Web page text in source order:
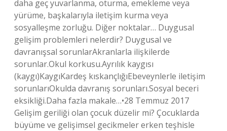
daha geç yuvarlanma, oturma, emekleme veya
yürüme, başkalarıyla iletişim kurma veya
sosyalleşme zorluğu. Diğer noktalar… Duygusal
gelişim problemleri nelerdir? Duygusal ve
davranışsal sorunlarAkranlarla ilişkilerde
sorunlar.Okul korkusu.Ayrılık kaygısı
(kaygı)KaygıKardeş kıskançlığıEbeveynlerle iletişim
sorunlarıOkulda davranış sorunları.Sosyal beceri
eksikliği.Daha fazla makale…•28 Temmuz 2017
Gelişim geriliği olan çocuk düzelir mi? Çocuklarda
büyüme ve gelişimsel gecikmeler erken teşhisle